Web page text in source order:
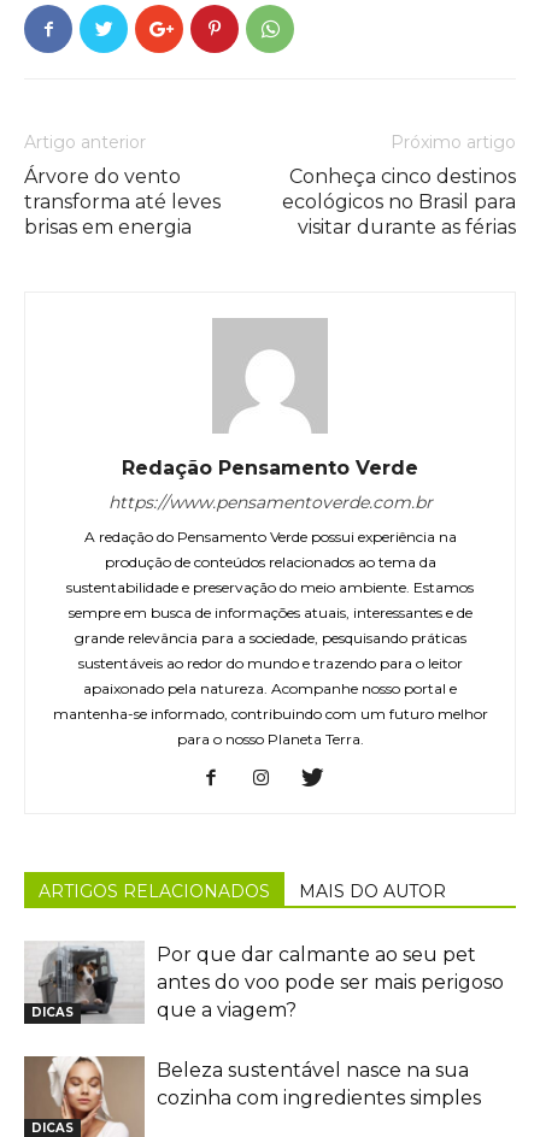
Artigo anterior
Árvore do vento
transforma até leves
brisas em energia
Próximo artigo
Conheça cinco destinos
ecológicos no Brasil para
visitar durante as férias
Redação Pensamento Verde
https://www.pensamentoverde.com.br
A redação do Pensamento Verde possui experiência na
produção de conteúdos relacionados ao tema da
sustentabilidade e preservação do meio ambiente. Estamos
sempre em busca de informações atuais, interessantes e de
grande relevância para a sociedade, pesquisando práticas
sustentáveis ao redor do mundo e trazendo para o leitor
apaixonado pela natureza. Acompanhe nosso portal e
mantenha-se informado, contribuindo com um futuro melhor
para o nosso Planeta Terra.
ARTIGOS RELACIONADOS MAIS DO AUTOR
DICAS
Por que dar calmante ao seu pet
antes do voo pode ser mais perigoso
que a viagem?
DICAS
Beleza sustentável nasce na sua
cozinha com ingredientes simples